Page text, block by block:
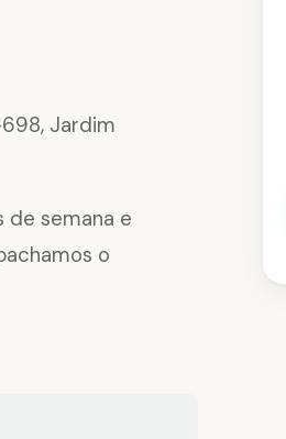
698, Jardim
de semana e
o